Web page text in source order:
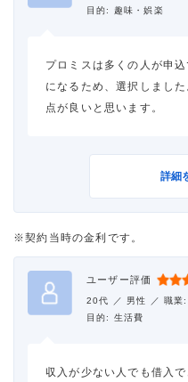
目的: 趣味・娯楽
プロミスは多くの人が申
になるため、選択しまし
点が良いと思います。
審査時間
詳細
※契約当時の金利です。
ユーザー評価
20代 ／ 男性 ／ 職業
目的: 生活費
収入が少ない人でも借入